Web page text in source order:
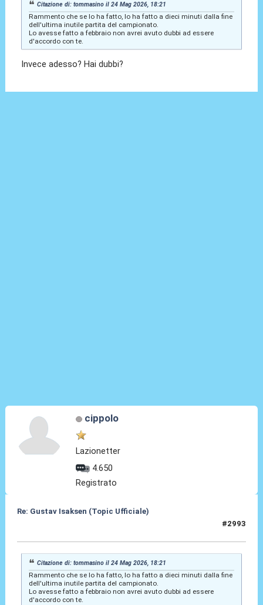
Citazione di: tommasino il 24 Mag 2026, 18:21
Rammento che se lo ha fatto, lo ha fatto a dieci minuti dalla fine
dell'ultima inutile partita del campionato.
Lo avesse fatto a febbraio non avrei avuto dubbi ad essere
d'accordo con te.
Invece adesso? Hai dubbi?
cippolo
Lazionetter
4.650
Registrato
Re: Gustav Isaksen (Topic Ufficiale)
#2993
Citazione di: tommasino il 24 Mag 2026, 18:21
Rammento che se lo ha fatto, lo ha fatto a dieci minuti dalla fine
dell'ultima inutile partita del campionato.
Lo avesse fatto a febbraio non avrei avuto dubbi ad essere
d'accordo con te.